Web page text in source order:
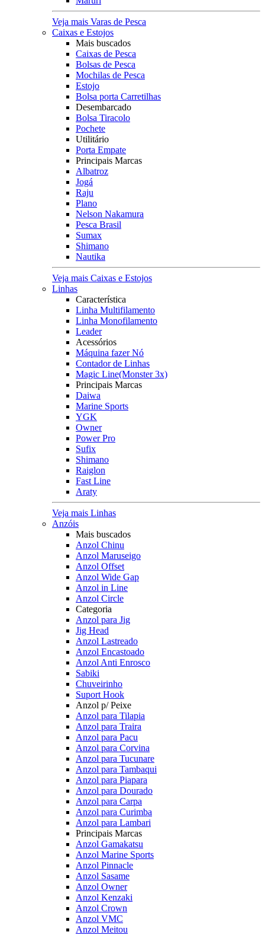
Veja mais Varas de Pesca
Caixas e Estojos
Mais buscados
Caixas de Pesca
Bolsas de Pesca
Mochilas de Pesca
Estojo
Bolsa porta Carretilhas
Desembarcado
Bolsa Tiracolo
Pochete
Utilitário
Porta Empate
Principais Marcas
Albatroz
Jogá
Raju
Plano
Nelson Nakamura
Pesca Brasil
Sumax
Shimano
Nautika
Veja mais Caixas e Estojos
Linhas
Característica
Linha Multifilamento
Linha Monofilamento
Leader
Acessórios
Máquina fazer Nó
Contador de Linhas
Magic Line(Monster 3x)
Principais Marcas
Daiwa
Marine Sports
YGK
Owner
Power Pro
Sufix
Shimano
Raiglon
Fast Line
Araty
Veja mais Linhas
Anzóis
Mais buscados
Anzol Chinu
Anzol Maruseigo
Anzol Offset
Anzol Wide Gap
Anzol in Line
Anzol Circle
Categoria
Anzol para Jig
Jig Head
Anzol Lastreado
Anzol Encastoado
Anzol Anti Enrosco
Sabiki
Chuveirinho
Suport Hook
Anzol p/ Peixe
Anzol para Tilapia
Anzol para Traira
Anzol para Pacu
Anzol para Corvina
Anzol para Tucunare
Anzol para Tambaqui
Anzol para Piapara
Anzol para Dourado
Anzol para Carpa
Anzol para Curimba
Anzol para Lambari
Principais Marcas
Anzol Gamakatsu
Anzol Marine Sports
Anzol Pinnacle
Anzol Sasame
Anzol Owner
Anzol Kenzaki
Anzol Crown
Anzol VMC
Anzol Meitou